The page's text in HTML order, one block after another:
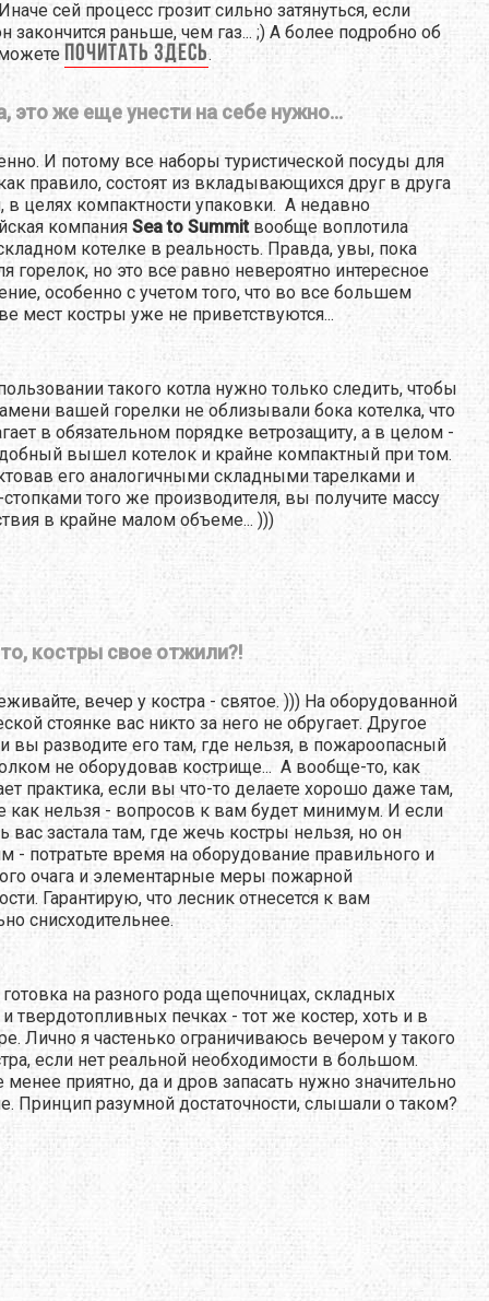
сей процесс грозит сильно затянуться, если
закончится раньше, чем газ... ;) А более подробно об
почитать здесь.
это же еще унести на себе нужно...
И потому все наборы туристической посуды для
правило, состоят из вкладывающихся друг в друга
в целях компактности упаковки. А недавно
компания Sea to Summitвообще воплотила
котелке в реальность. Правда, увы, пока
горелок, но это все равно невероятно интересное
особенно с учетом того, что во все большем
мест костры уже не приветствуются...
такого котла нужно только следить, чтобы
вашей горелки не облизывали бока котелка, что
в обязательном порядке ветрозащиту, а в целом -
вышел котелок и крайне компактный при том.
его аналогичными складными тарелками и
того же производителя, вы получите массу
в крайне малом объеме... )))
костры свое отжили?!
вечер у костра - святое. ))) На оборудованной
стоянке вас никто за него не обругает. Другое
вы разводите его там, где нельзя, в пожароопасный
не оборудовав кострище... А вообще-то, как
практика, если вы что-то делаете хорошо даже там,
как нельзя - вопросов к вам будет минимум. И если
вас застала там, где жечь костры нельзя, но он
- потратьте время на оборудование правильного и
очага и элементарные меры пожарной
Гарантирую, что лесник отнесется к вам
снисходительнее.
готовка на разного рода щепочницах, складных
твердотопливных печках - тот же костер, хоть и в
Лично я частенько ограничиваюсь вечером у такого
если нет реальной необходимости в большом.
менее приятно, да и дров запасать нужно значительно
Принцип разумной достаточности, слышали о таком?